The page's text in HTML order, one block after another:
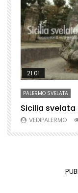
Watch Later
21:01
PALERMO SVELATA
Sicilia svelata
VEDIPALERMO